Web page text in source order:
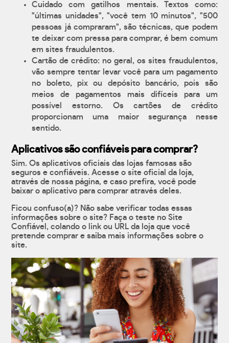
Cuidado com gatilhos mentais. Textos como:
"últimas unidades", "você tem 10 minutos", "500
pessoas já compraram", são técnicas, que podem
te deixar com pressa para comprar, é bem comum
em sites fraudulentos.
Cartão de crédito: no geral, os sites fraudulentos,
vão sempre tentar levar você para um pagamento
no boleto, pix ou depósito bancário, pois são
meios de pagamentos mais difíceis para um
possível estorno. Os cartões de crédito
proporcionam uma maior segurança nesse
sentido.
Aplicativos são confiáveis para comprar?
Sim. Os aplicativos oficiais das lojas famosas são
seguros e confiáveis. Acesse o site oficial da loja,
através de nossa página, e caso prefira, você pode
baixar o aplicativo para comprar através deles.
Ficou confuso(a)? Não sabe verificar todas essas
informações sobre o site? Faça o teste no Site
Confiável, colando o link ou URL da loja que você
pretende comprar e saiba mais informações sobre o
site.